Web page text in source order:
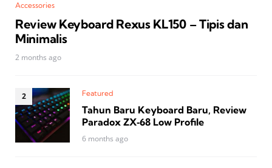
Accessories
Review Keyboard Rexus KL150 – Tipis dan
Minimalis
2 months ago
Featured
Tahun Baru Keyboard Baru, Review
Paradox ZX‑68 Low Profile
6 months ago